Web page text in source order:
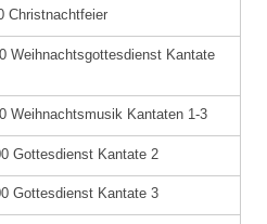
Christnachtfeier
Weihnachtsgottesdienst Kantate
Weihnachtsmusik Kantaten 1-3
Gottesdienst Kantate 2
Gottesdienst Kantate 3